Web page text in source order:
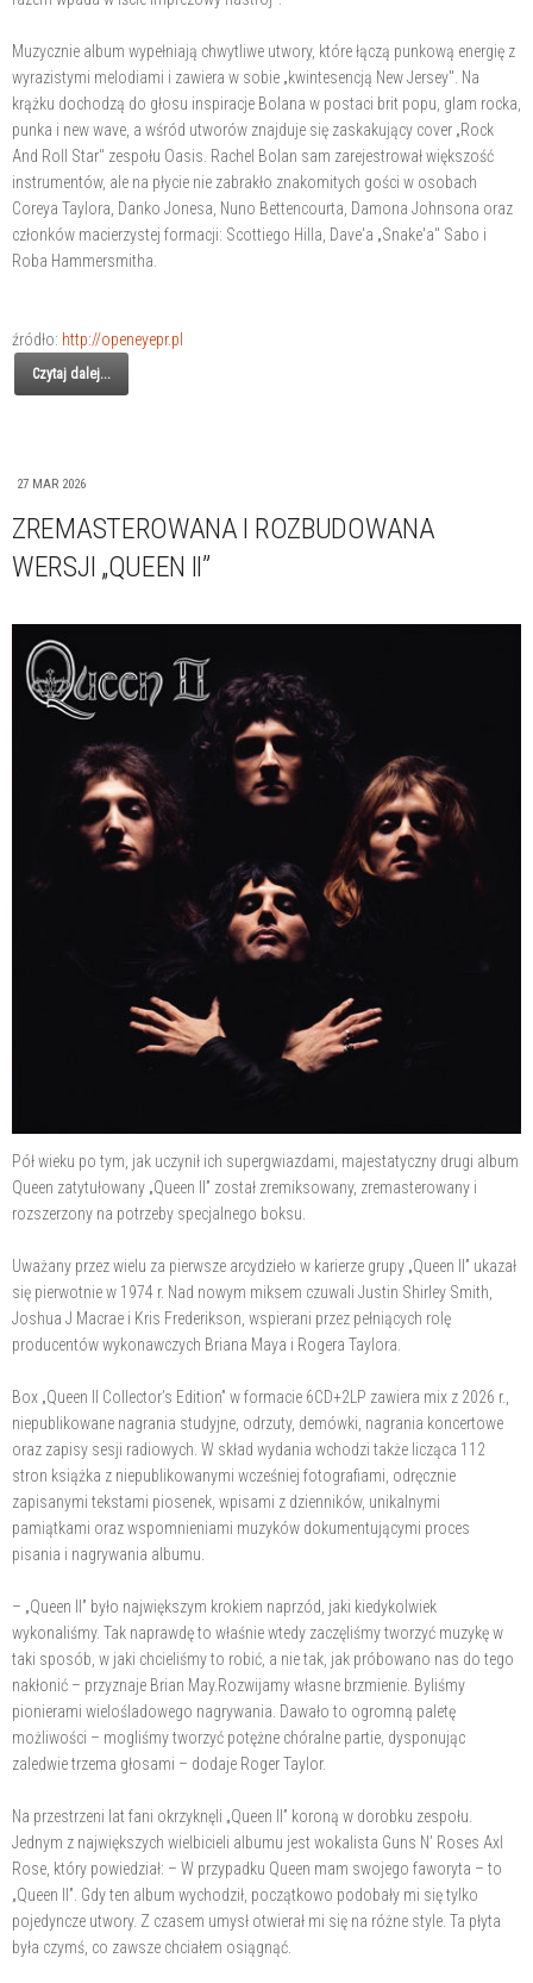
Muzycznie album wypełniają chwytliwe utwory, które łączą punkową energię z
wyrazistymi melodiami i zawiera w sobie „kwintesencją New Jersey". Na
krążku dochodzą do głosu inspiracje Bolana w postaci brit popu, glam rocka,
punka i new wave, a wśród utworów znajduje się zaskakujący cover „Rock
And Roll Star" zespołu Oasis. Rachel Bolan sam zarejestrował większość
instrumentów, ale na płycie nie zabrakło znakomitych gości w osobach
Coreya Taylora, Danko Jonesa, Nuno Bettencourta, Damona Johnsona oraz
członków macierzystej formacji: Scottiego Hilla, Dave'a „Snake'a" Sabo i
Roba Hammersmitha.
źródło: http://openeyepr.pl
Czytaj dalej...
27 MAR 2026
ZREMASTEROWANA I ROZBUDOWANA
WERSJI „QUEEN II”
Pół wieku po tym, jak uczynił ich supergwiazdami, majestatyczny drugi album
Queen zatytułowany „Queen II” został zremiksowany, zremasterowany i
rozszerzony na potrzeby specjalnego boksu.
Uważany przez wielu za pierwsze arcydzieło w karierze grupy „Queen II” ukazał
się pierwotnie w 1974 r. Nad nowym miksem czuwali Justin Shirley Smith,
Joshua J Macrae i Kris Frederikson, wspierani przez pełniących rolę
producentów wykonawczych Briana Maya i Rogera Taylora.
Box „Queen II Collector’s Edition” w formacie 6CD+2LP zawiera mix z 2026 r.,
niepublikowane nagrania studyjne, odrzuty, demówki, nagrania koncertowe
oraz zapisy sesji radiowych. W skład wydania wchodzi także licząca 112
stron książka z niepublikowanymi wcześniej fotografiami, odręcznie
zapisanymi tekstami piosenek, wpisami z dzienników, unikalnymi
pamiątkami oraz wspomnieniami muzyków dokumentującymi proces
pisania i nagrywania albumu.
– „Queen II” było największym krokiem naprzód, jaki kiedykolwiek
wykonaliśmy. Tak naprawdę to właśnie wtedy zaczęliśmy tworzyć muzykę w
taki sposób, w jaki chcieliśmy to robić, a nie tak, jak próbowano nas do tego
nakłonić – przyznaje Brian May.Rozwijamy własne brzmienie. Byliśmy
pionierami wielośladowego nagrywania. Dawało to ogromną paletę
możliwości – mogliśmy tworzyć potężne chóralne partie, dysponując
zaledwie trzema głosami – dodaje Roger Taylor.
Na przestrzeni lat fani okrzyknęli „Queen II” koroną w dorobku zespołu.
Jednym z największych wielbicieli albumu jest wokalista Guns N’ Roses Axl
Rose, który powiedział: – W przypadku Queen mam swojego faworyta – to
„Queen II”. Gdy ten album wychodził, początkowo podobały mi się tylko
pojedyncze utwory. Z czasem umysł otwierał mi się na różne style. Ta płyta
była czymś, co zawsze chciałem osiągnąć.